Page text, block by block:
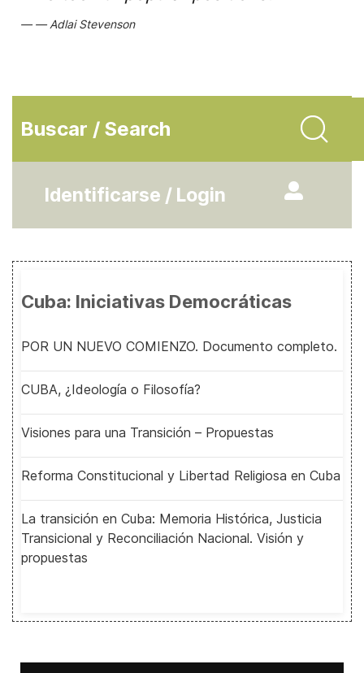
Adlai Stevenson
Buscar / Search
Identificarse / Login
Cuba: Iniciativas Democráticas
POR UN NUEVO COMIENZO. Documento completo.
CUBA, ¿Ideología o Filosofía?
Visiones para una Transición – Propuestas
Reforma Constitucional y Libertad Religiosa en Cuba
La transición en Cuba: Memoria Histórica, Justicia
Transicional y Reconciliación Nacional. Visión y
propuestas